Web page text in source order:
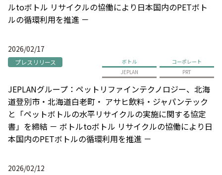
ルtoボトル リサイクルの協働により日本国内のPETボト
ルの循環利用を推進 －
2026/02/17
プレスリリース ボトル
コーポレート
JEPLAN
PRT
JEPLANグループ：ペットリファインテクノロジー、北海
道登別市・北海道白老町・ アサヒ飲料・ジャパンテック
と「ペットボトルの水平リサイクルの実施に関する協定
書」を締結 － ボトルtoボトル リサイクルの協働により日
本国内のPETボトルの循環利用を推進 －
2026/02/12